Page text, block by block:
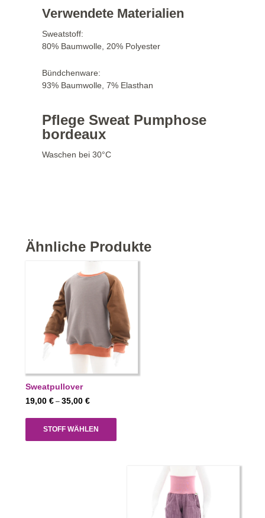
Verwendete Materialien
Sweatstoff:
80% Baumwolle, 20% Polyester
Bündchenware:
93% Baumwolle, 7% Elasthan
Pflege Sweat Pumphose
bordeaux
Waschen bei 30°C
Ähnliche Produkte
Sweatpullover
19,00 € – 35,00 €Preisspanne:
bis
35,00 €
STOFF WÄHLEN